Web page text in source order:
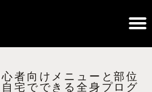
者向けメニューと部位
宅でできる全身プログ